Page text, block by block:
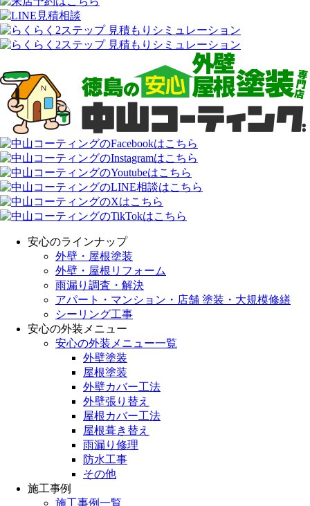
安心のラインナップ
外壁・屋根塗装
外壁・屋根リフォーム
雨漏り調査・解決
アパート・マンション・店舗 塗装・大規模修繕
シーリング工事
安心の外装メニュー
安心の外装メニュー一覧
外壁塗装
屋根塗装
外壁カバー工法
外壁張り替え
屋根カバー工法
屋根葺き替え
雨漏り修理
防水工事
その他
施工事例
施工事例一覧